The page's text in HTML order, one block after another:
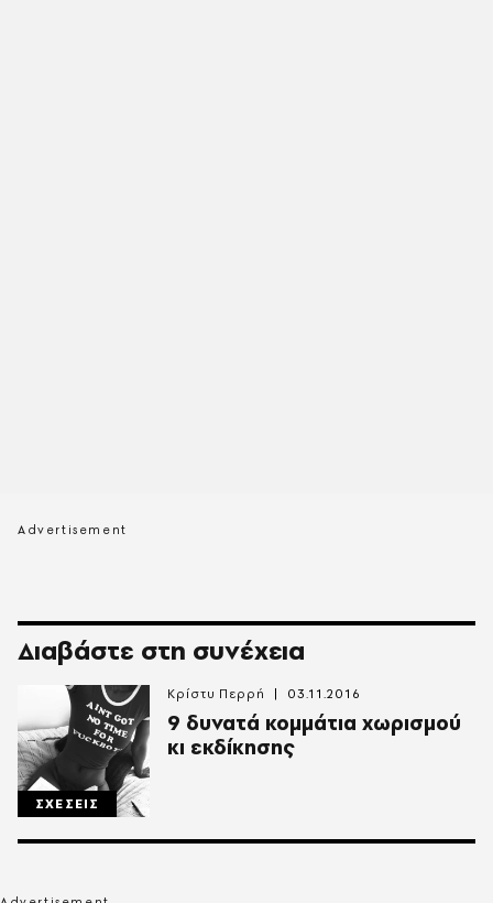
Διαβάστε στη συνέχεια
ΣΧΕΣΕΙΣ
9 δυνατά κομμάτια χωρισμού
κι εκδίκησης
Κρίστυ Περρή 03.11.2016